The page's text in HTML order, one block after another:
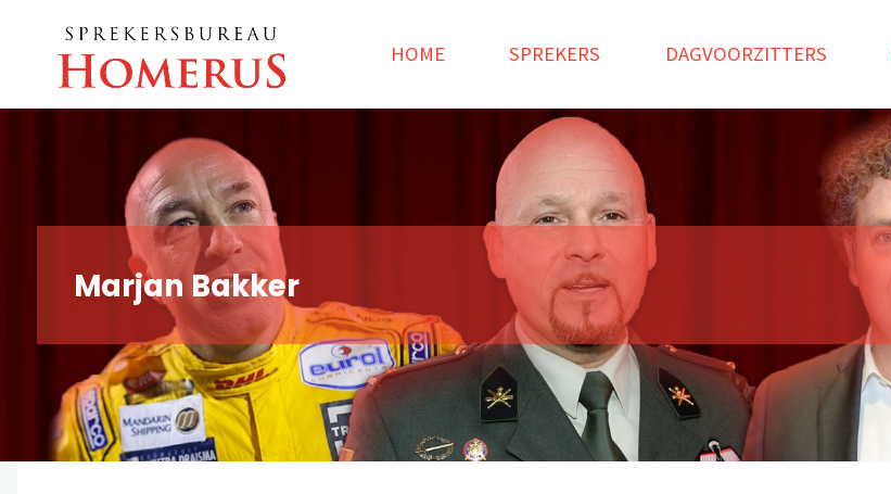
HomerusHOME SPREKERS DAGVOORZITTERS
Marjan Bakker